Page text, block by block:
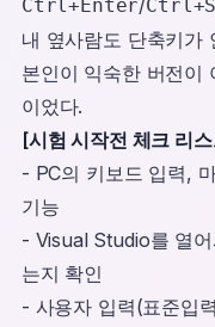
Ctrl+Enter/
내 옆사람도 단축키가
본인이 익숙한 버전이
이었다.
[시험 시작전 체크 리
- PC의 키보드 입력,
기능
- Visual Studio를 열
는지 확인
- 사용자 입력(표준입